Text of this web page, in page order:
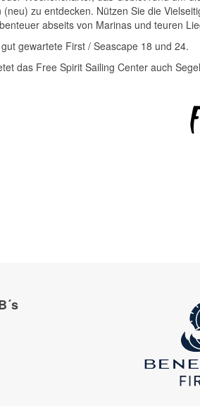
(neu) zu entdecken. Nützen Sie die
abseits von Marinas und teuren
gewartete First / Seascape 18 und 24.
das Free Spirit Sailing Center auch